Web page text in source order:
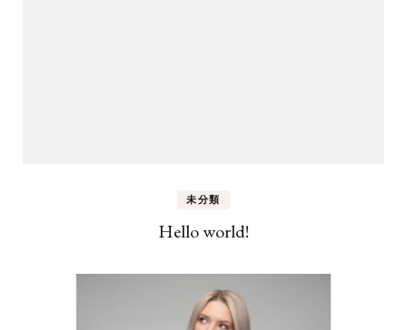
未分類
Hello world!